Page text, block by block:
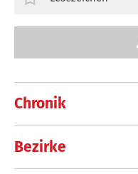
Chronik
Bezirke